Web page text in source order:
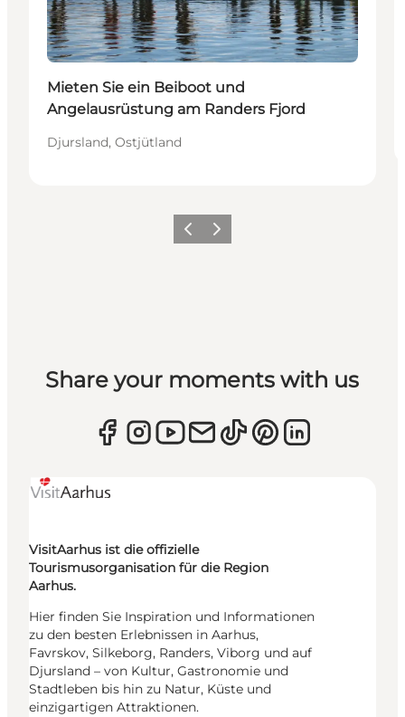
Mieten Sie ein Beiboot und
Angelausrüstung am Randers Fjord
Djursland, Ostjütland
ZurückWeiter
Share your moments with us
VisitAarhus ist die offizielle
Tourismusorganisation für die Region
Aarhus.
Hier finden Sie Inspiration und Informationen
zu den besten Erlebnissen in Aarhus,
Favrskov, Silkeborg, Randers, Viborg und auf
Djursland – von Kultur, Gastronomie und
Stadtleben bis hin zu Natur, Küste und
einzigartigen Attraktionen.